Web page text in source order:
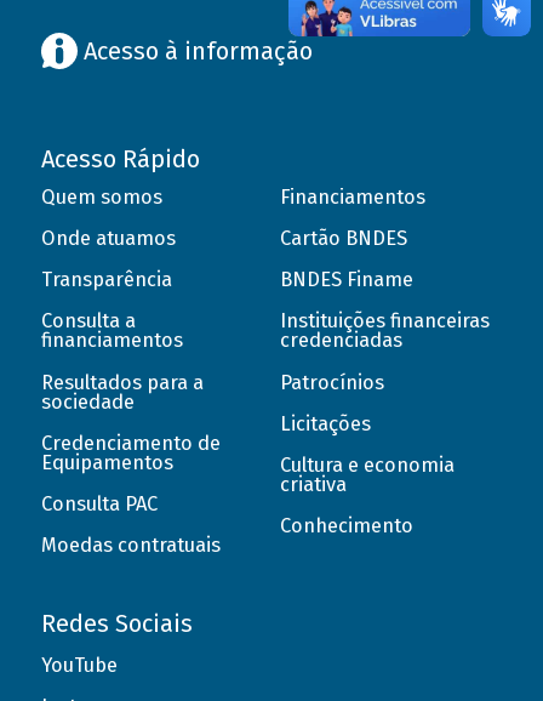
Acesso à informação
Acesso Rápido
Quem somos
Onde atuamos
Transparência
Consulta a
financiamentos
Resultados para a
sociedade
Credenciamento de
Equipamentos
Consulta PAC
Moedas contratuais
Financiamentos
Cartão BNDES
BNDES Finame
Instituições financeiras
credenciadas
Patrocínios
Licitações
Cultura e economia
criativa
Conhecimento
Redes Sociais
YouTube